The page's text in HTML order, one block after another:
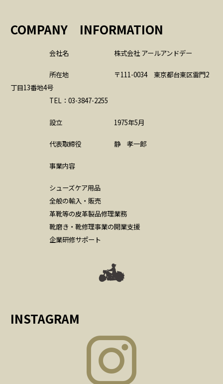
COMPANY INFORMATION
会社名 株式会社 アールアンドデー
所在地 〒111-0034 東京都台東区雷門2
丁目13番地4号
TEL：03-3847-2255
設立 1975年5月
代表取締役 静 孝一郎
事業内容
シューズケア用品
全般の輸入・販売
革靴等の皮革製品修理業務
靴磨き・靴修理事業の開業支援
企業研修サポート
INSTAGRAM